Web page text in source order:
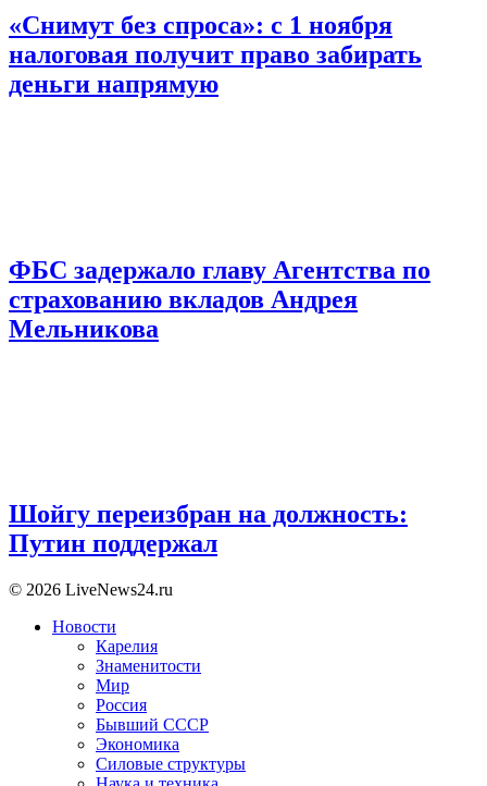
«Снимут без спроса»: с 1 ноября
налоговая получит право забирать
деньги напрямую
ФБС задержало главу Агентства по
страхованию вкладов Андрея
Мельникова
Шойгу переизбран на должность:
Путин поддержал
© 2026 LiveNews24.ru
Новости
Карелия
Знаменитости
Мир
Россия
Бывший СССР
Экономика
Силовые структуры